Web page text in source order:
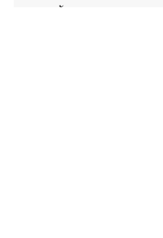
выйти из рутины,